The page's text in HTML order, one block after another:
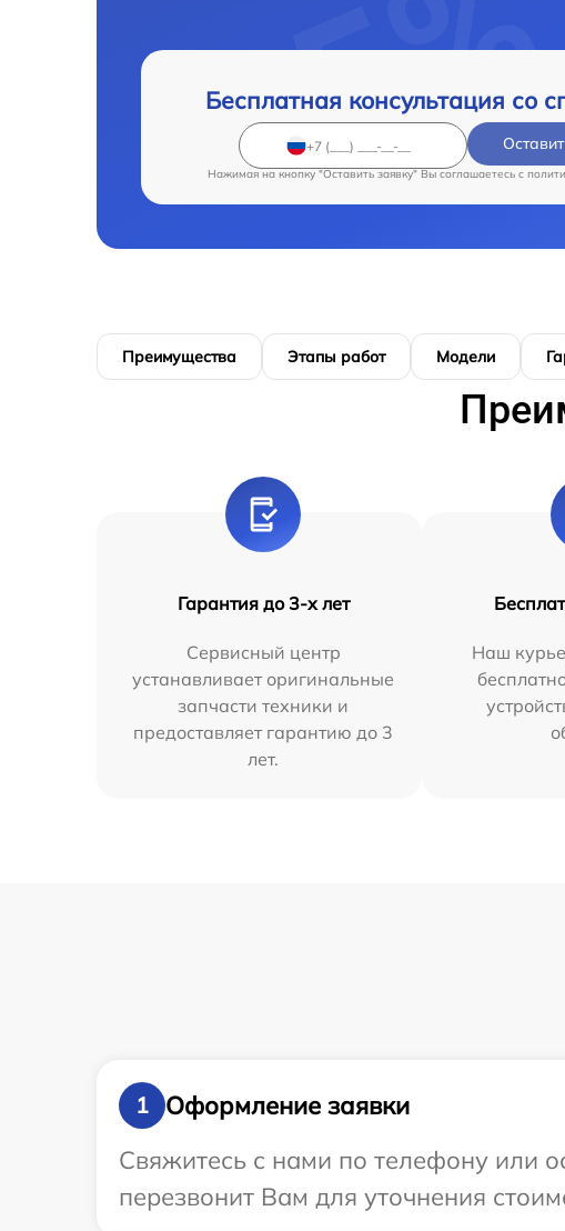
Бесплатная консультация со
Нажимая на кнопку "Оставить заявку" Вы соглашаетесь c
Преимущества Этапы работ Модели
Гарантия до 3-х лет
Сервисный центр
устанавливает оригинальные
запчасти техники и
предоставляет гарантию до 3
лет.
Наш
1
Оформление заявки
Свяжитесь с нами по телефону или
перезвонит Вам для уточнения